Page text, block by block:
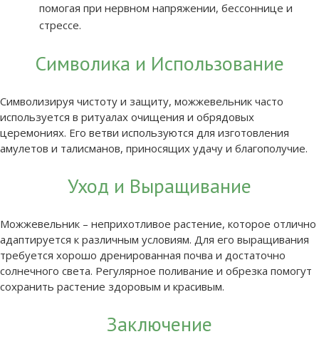
помогая при нервном напряжении, бессоннице и
стрессе.
Символика и Использование
Символизируя чистоту и защиту, можжевельник часто
используется в ритуалах очищения и обрядовых
церемониях. Его ветви используются для изготовления
амулетов и талисманов, приносящих удачу и благополучие.
Уход и Выращивание
Можжевельник – неприхотливое растение, которое отлично
адаптируется к различным условиям. Для его выращивания
требуется хорошо дренированная почва и достаточно
солнечного света. Регулярное поливание и обрезка помогут
сохранить растение здоровым и красивым.
Заключение